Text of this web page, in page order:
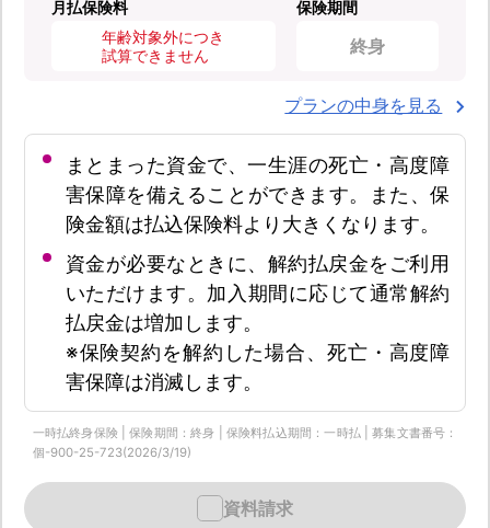
月払保険料
年齢対象外につき
試算できません
保険期間
終身
プランの中身を見る
まとまった資金で、一生涯の死亡・高度障
害保障を備えることができます。また、保
険金額は払込保険料より大きくなります。
資金が必要なときに、解約払戻金をご利用
いただけます。加入期間に応じて通常解約
払戻金は増加します。
※保険契約を解約した場合、死亡・高度障
害保障は消滅します。
一時払終身保険 | 保険期間：終身 | 保険料払込期間：一時払 | 募集文書番号：
個-900-25-723(2026/3/19)
資料請求